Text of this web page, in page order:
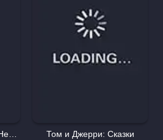
Приключения Джимми Нейтрона, мальчика-гения Том и Джерри: Сказки